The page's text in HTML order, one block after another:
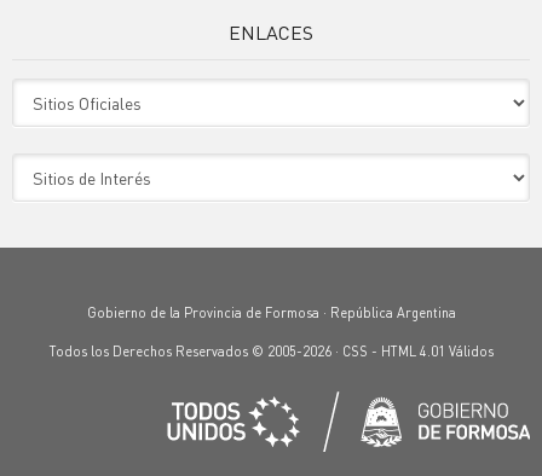
ENLACES
Gobierno de la Provincia de Formosa · República Argentina
Todos los Derechos Reservados © 2005-2026 · CSS - HTML 4.01 Válidos